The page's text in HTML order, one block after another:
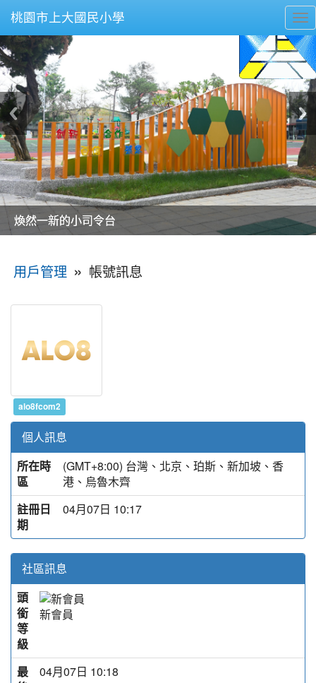
桃園市上大國民小學
美麗的操場是我們活力的來源
美麗的操場是我們活力的來源
煥然一新的小司令台
煥然一新的小司令台
富含桃園埤塘田園風光意象的中廊
富含桃園埤塘田園風光意象的中廊
嶄新的中庭廣場
嶄新的中庭廣場
水生池生生不息
水生池生生不息
用戶管理 » 帳號訊息
alo8fcom2
個人訊息
所在時
區
(GMT+8:00) 台灣、北京、珀斯、新加坡、香
港、烏魯木齊
註冊日
期
04月07日 10:17
社區訊息
頭
銜
等
級
新會員
最
04月07日 10:18